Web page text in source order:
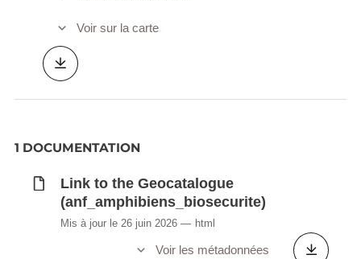
Voir sur la carte
1 DOCUMENTATION
Link to the Geocatalogue
(anf_amphibiens_biosecurite)
Mis à jour le 26 juin 2026 html
Voir les métadonnées